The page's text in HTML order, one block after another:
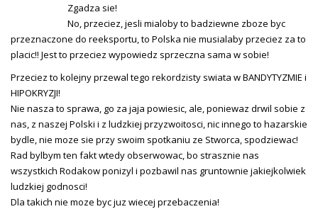
Zgadza sie!
No, przeciez, jesli mialoby to badziewne zboze byc
przeznaczone do reeksportu, to Polska nie musialaby przeciez za to
placic!! Jest to przeciez wypowiedz sprzeczna sama w sobie!
Przeciez to kolejny przewal tego rekordzisty swiata w BANDYTYZMIE i
HIPOKRYZJI!
Nie nasza to sprawa, go za jaja powiesic, ale, poniewaz drwil sobie z
nas, z naszej Polski i z ludzkiej przyzwoitosci, nic innego to hazarskie
bydle, nie moze sie przy swoim spotkaniu ze Stworca, spodziewac!
Rad bylbym ten fakt wtedy obserwowac, bo strasznie nas
wszystkich Rodakow ponizyl i pozbawil nas gruntownie jakiejkolwiek
ludzkiej godnosci!
Dla takich nie moze byc juz wiecej przebaczenia!